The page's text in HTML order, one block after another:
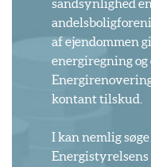
sandsynlighed
af ejendommen
energiregning og
kontant tilskud.
I kan nemlig